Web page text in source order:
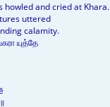
howled and cried at Khara.
uttered
calamity.
யுத்தே